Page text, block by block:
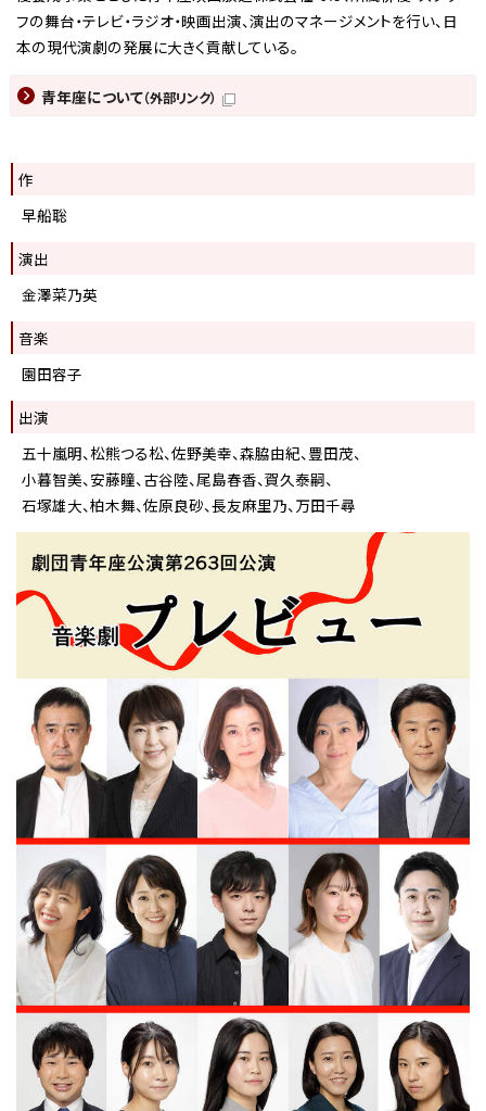
フの舞台・テレビ・ラジオ・映画出演、演出のマネージメントを行い、日
本の現代演劇の発展に大きく貢献している。
青年座について（外部リンク）
作
早船聡
演出
金澤菜乃英
音楽
園田容子
出演
五十嵐明、松熊つる松、佐野美幸、森脇由紀、豊田茂、
小暮智美、安藤瞳、古谷陸、尾島春香、賀久泰嗣、
石塚雄大、柏木舞、佐原良砂、長友麻里乃、万田千尋